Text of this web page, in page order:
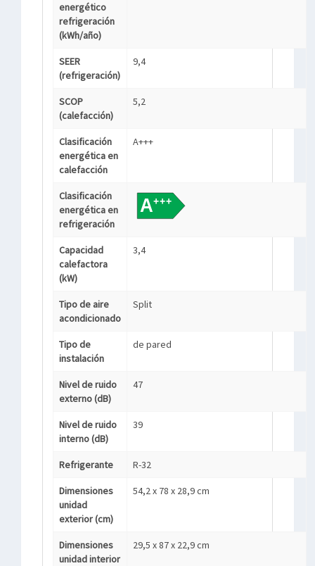
energético
refrigeración
(kWh/año)
SEER
(refrigeración)
9,4
SCOP
(calefacción)
5,2
Clasificación
energética en
calefacción
A+++
Clasificación
energética en
refrigeración
Capacidad
calefactora
(kW)
3,4
Tipo de aire
acondicionado
Split
Tipo de
instalación
de pared
Nivel de ruido
externo (dB)
47
Nivel de ruido
interno (dB)
39
Refrigerante R-32
Dimensiones
unidad
exterior (cm)
54,2 x 78 x 28,9 cm
Dimensiones
unidad interior
29,5 x 87 x 22,9 cm